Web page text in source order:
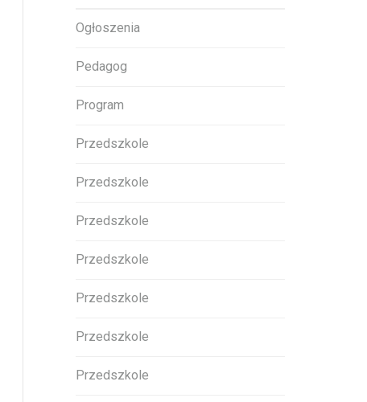
Ogłoszenia
Pedagog
Program
Przedszkole
Przedszkole
Przedszkole
Przedszkole
Przedszkole
Przedszkole
Przedszkole